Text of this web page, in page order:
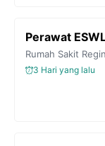
Perawat
Rumah Sakit
3 Hari yang lalu